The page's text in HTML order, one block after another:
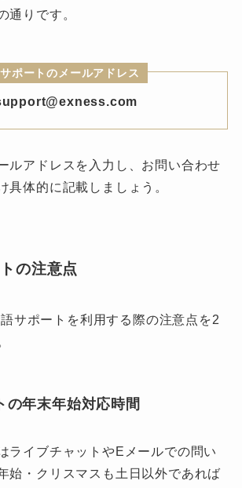
通りです。
ポートのメールアドレス
ルアドレスを入力し、お問い合わせ
具体的に記載しましょう。
の注意点
サポートを利用する際の注意点を2
の年末年始対応時間
ライブチャットやEメールでの問い
始・クリスマスも土日以外であれば